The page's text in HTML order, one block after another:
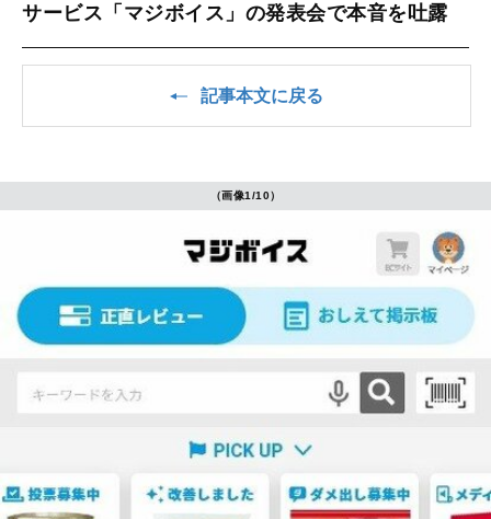
サービス「マジボイス」の発表会で本音を吐露
記事本文に戻る
（画像1/10）